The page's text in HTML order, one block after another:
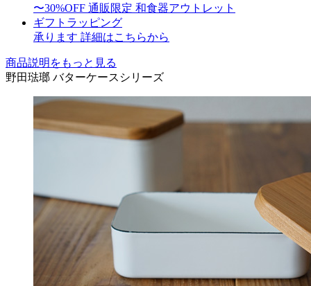
〜30%OFF 通販限定 和食器アウトレット
ギフトラッピング
承ります 詳細はこちらから
商品説明をもっと見る
野田琺瑯 バターケースシリーズ